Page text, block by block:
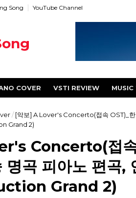
Song YouTube Channel
COVER VSTI REVIEW MUSIC
/ [악보] A Lover's Concerto(접속 OST)_한
Grand 2)
Concerto(접
명곡 피아노 편
Grand 2)